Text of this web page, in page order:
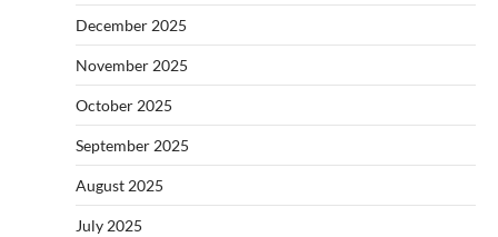
December 2025
November 2025
October 2025
September 2025
August 2025
July 2025